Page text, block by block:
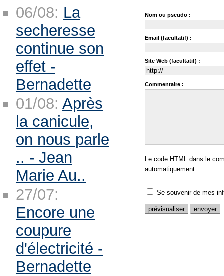
Nom ou pseudo :
Email (facultatif) :
Site Web (facultatif) :
Commentaire :
Le code HTML dans le
automatiquement.
Se souvenir de mes
06/08: La
secheresse
continue son
effet -
Bernadette
01/08: Après
la canicule,
on nous parle
.. - Jean
Marie Au..
27/07:
Encore une
coupure
d'électricité -
Bernadette